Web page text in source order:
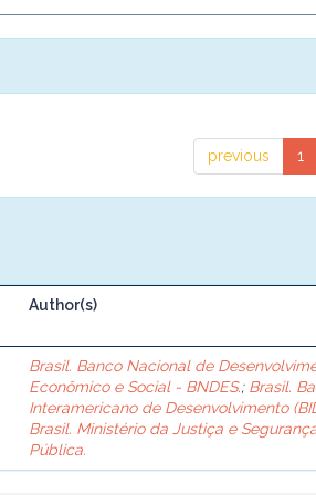
previous 1
Author(s)
Brasil. Banco Nacional de
Econômico e Social - BNDES.; Brasil.
Interamericano de Desenvolvimento
Brasil. Ministério da Justiça e
Pública.